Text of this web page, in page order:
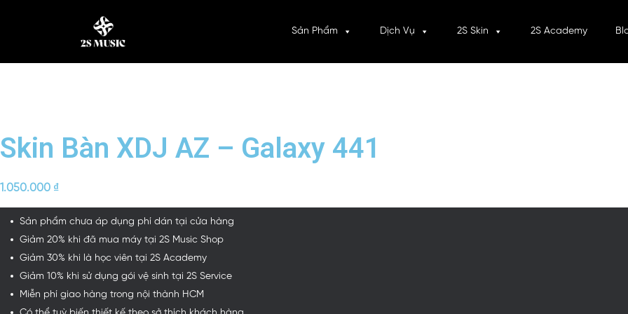
Sản Phẩm Dịch Vụ 2S Skin 2S Academy
Skin Bàn XDJ AZ – Galaxy 441
1.050.000 ₫
Sản phẩm chưa áp dụng phí dán tại cửa hàng
Giảm 20% khi đã mua máy tại 2S Music Shop
Giảm 30% khi là học viên tại 2S Academy
Giảm 10% khi sử dụng gói vệ sinh tại 2S Service
Miễn phí giao hàng trong nội thành HCM